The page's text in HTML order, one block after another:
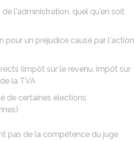
l'administration, quel qu'en soit
pour un préjudice causé par l'action
(impôt sur le revenu, impôt sur
la TVA
de certaines élections
pas de la compétence du juge